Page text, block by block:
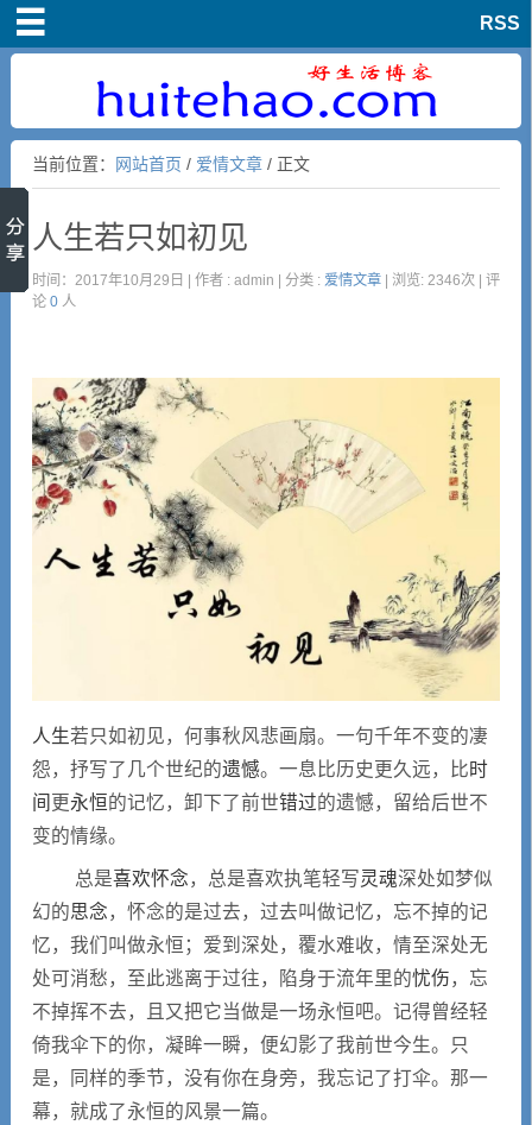
RSS
爱情文章
亲情文章
友情文章
经典文章
人生哲理
当前位置： 网站首页 / 爱情文章/ 正文
人生若只如初见
时间：2017年10月29日 | 作者 : admin | 分类 : 爱情文章| 浏览: 2346次 | 评
论 0人
人生若只如初见，何事秋风悲画扇。一句千年不变的凄
怨，抒写了几个世纪的遗憾。一息比历史更久远，比时
间 更永恒 的记忆，卸下了前世错过的遗憾，留给后世不
变的情缘。
总是喜欢怀念，总是喜欢执笔轻写灵魂深处如梦似
幻的思念，怀念的是过去，过去叫做记忆，忘不掉的记
忆，我们叫做永恒；爱到深处，覆水难收，情至深处无
处可消愁，至此逃离于过往，陷身于流年里的忧伤，忘
不掉挥不去，且又把它当做是一场永恒吧。记得曾经轻
倚我伞下的你，凝眸一瞬，便幻影了我前世今生。只
是，同样的季节，没有你在身旁，我忘记了打伞。那一
幕，就成了永恒的风景一篇。